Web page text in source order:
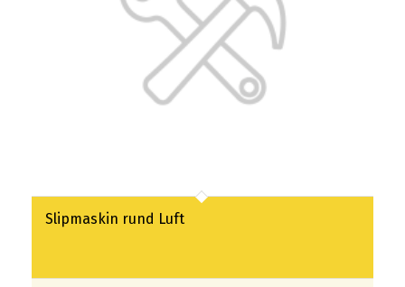
Slipmaskin rund Luft